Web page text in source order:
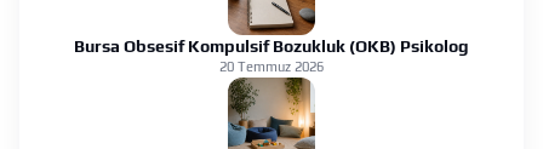
Bursa Obsesif Kompulsif Bozukluk (OKB) Psikolog
20 Temmuz 2026